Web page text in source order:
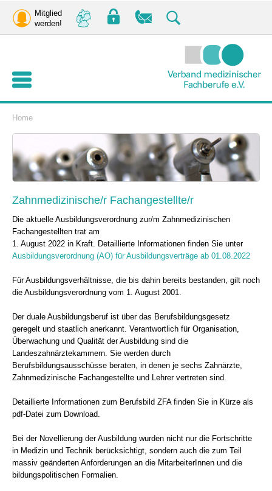
Mitglied
werden!
Home
Zahnmedizinische/r Fachangestellte/r
Die aktuelle Ausbildungsverordnung zur/m Zahnmedizinischen
Fachangestellten trat am
1. August 2022 in Kraft. Detaillierte Informationen finden Sie unter
Ausbildungsverordnung (AO) für Ausbildungsverträge ab 01.08.2022
Für Ausbildungsverhältnisse, die bis dahin bereits bestanden, gilt noch
die Ausbildungsverordnung vom 1. August 2001.
Der duale Ausbildungsberuf ist über das Berufsbildungsgesetz
geregelt und staatlich anerkannt. Verantwortlich für Organisation,
Überwachung und Qualität der Ausbildung sind die
Landeszahnärztekammern. Sie werden durch
Berufsbildungsausschüsse beraten, in denen je sechs Zahnärzte,
Zahnmedizinische Fachangestellte und Lehrer vertreten sind.
Detaillierte Informationen zum Berufsbild ZFA finden Sie in Kürze als
pdf-Datei zum Download.
Bei der Novellierung der Ausbildung wurden nicht nur die Fortschritte
in Medizin und Technik berücksichtigt, sondern auch die zum Teil
massiv geänderten Anforderungen an die MitarbeiterInnen und die
bildungspolitischen Formalien.